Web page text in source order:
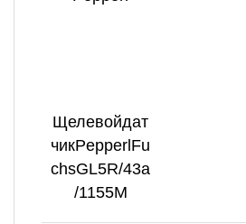
Щелевойдат
чикPepperlFu
chsGL5R/43a
/1155M